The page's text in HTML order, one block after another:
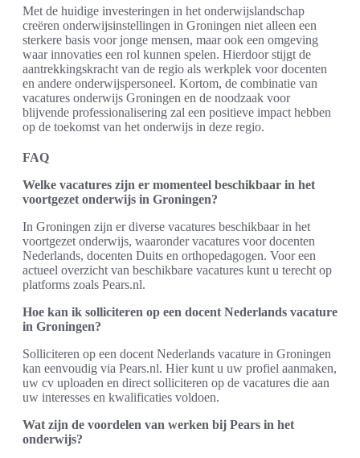
Met de huidige investeringen in het onderwijslandschap
creëren onderwijsinstellingen in Groningen niet alleen een
sterkere basis voor jonge mensen, maar ook een omgeving
waar innovaties een rol kunnen spelen. Hierdoor stijgt de
aantrekkingskracht van de regio als werkplek voor docenten
en andere onderwijspersoneel. Kortom, de combinatie van
vacatures onderwijs Groningen en de noodzaak voor
blijvende professionalisering zal een positieve impact hebben
op de toekomst van het onderwijs in deze regio.
FAQ
Welke vacatures zijn er momenteel beschikbaar in het
voortgezet onderwijs in Groningen?
In Groningen zijn er diverse vacatures beschikbaar in het
voortgezet onderwijs, waaronder vacatures voor docenten
Nederlands, docenten Duits en orthopedagogen. Voor een
actueel overzicht van beschikbare vacatures kunt u terecht op
platforms zoals Pears.nl.
Hoe kan ik solliciteren op een docent Nederlands vacature
in Groningen?
Solliciteren op een docent Nederlands vacature in Groningen
kan eenvoudig via Pears.nl. Hier kunt u uw profiel aanmaken,
uw cv uploaden en direct solliciteren op de vacatures die aan
uw interesses en kwalificaties voldoen.
Wat zijn de voordelen van werken bij Pears in het
onderwijs?